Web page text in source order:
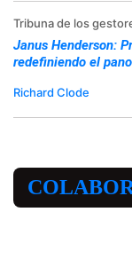
Tribuna de los
Janus Henderson:
redefiniendo el
Richard Clode